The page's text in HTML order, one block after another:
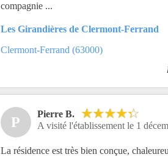
compagnie ...
Les Girandières de Clermont-Ferrand
Clermont-Ferrand (63000)
P
Pierre B.
A visité l'établissement le 1
La résidence est très bien conçue,